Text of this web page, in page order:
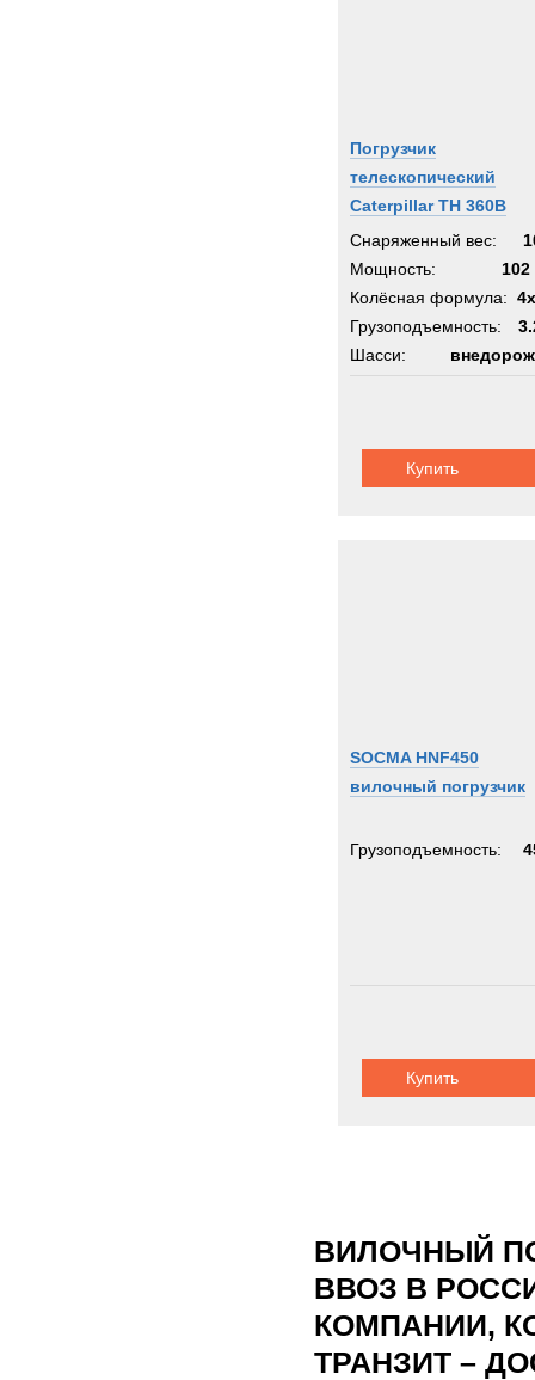
Погрузчик
телескопический
Caterpillar TH 360B
Снаряженный вес:
Мощность:
102
Колёсная формула:
Грузоподъемность:
Шасси:
Купить
SOCMA HNF450
вилочный погрузчик
Грузоподъемность:
Купить
ВИЛОЧНЫЙ
ВВОЗ В
КОМПАНИИ,
ТРАНЗИТ –